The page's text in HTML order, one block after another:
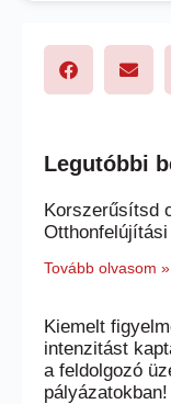
Legutóbbi
Korszerűsítsd
Tovább olvasom »
Kiemelt
intenzitást
a feldolgozó
pályázatokban!